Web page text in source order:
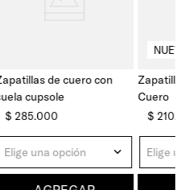
de cuero con
cupsole
$ 285.000
Elige una opción
Zapatillas
Cuero
$ 210.
Elige